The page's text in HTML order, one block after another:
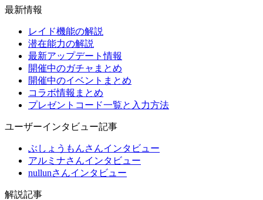
最新情報
レイド機能の解説
潜在能力の解説
最新アップデート情報
開催中のガチャまとめ
開催中のイベントまとめ
コラボ情報まとめ
プレゼントコード一覧と入力方法
ユーザーインタビュー記事
ぶしょうもんさんインタビュー
アルミナさんインタビュー
nullunさんインタビュー
解説記事